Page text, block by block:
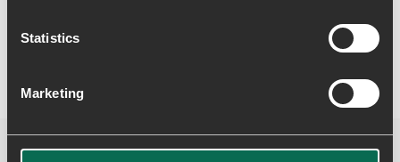
Statistics
Marketing